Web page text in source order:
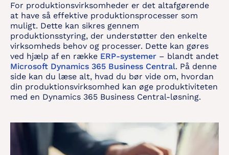
For produktionsvirksomheder er det altafgørende
at have så effektive produktionsprocesser som
muligt. Dette kan sikres gennem
produktionsstyring, der understøtter den enkelte
virksomheds behov og processer. Dette kan gøres
ved hjælp af en række ERP-systemer – blandt andet
Microsoft Dynamics 365 Business Central. På denne
side kan du læse alt, hvad du bør vide om, hvordan
din produktionsvirksomhed kan øge produktiviteten
med en Dynamics 365 Business Central-løsning.